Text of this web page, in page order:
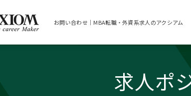
お問い合わせ｜MBA転職・外資系求人のアクシアム
求人ポ